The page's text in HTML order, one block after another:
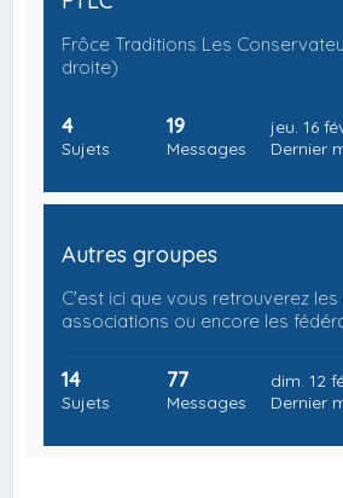
Frôce Traditions Les
droite)
4
Sujets
19
Messages
jeu. 16
Dernier
Autres groupes
C'est ici que vous retrouverez les
associations ou encore les
14
Sujets
77
Messages
dim. 12
Dernier